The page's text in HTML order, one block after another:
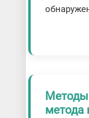
Методы
метода